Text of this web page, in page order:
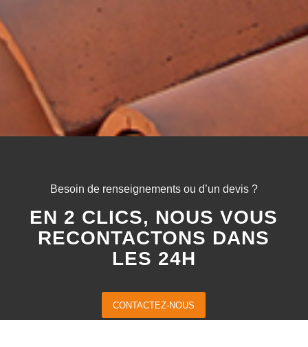
Besoin de renseignements ou d’un devis ?
EN 2 CLICS, NOUS VOUS
RECONTACTONS DANS
LES 24H
CONTACTEZ-NOUS